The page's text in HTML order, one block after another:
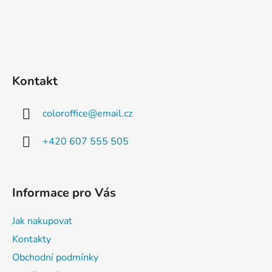
Kontakt
coloroffice@email.cz
+420 607 555 505
Informace pro Vás
Jak nakupovat
Kontakty
Obchodní podmínky